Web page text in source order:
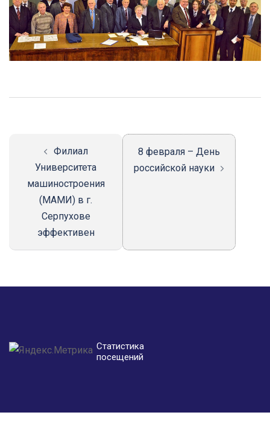
Навигация
Филиал
Университета
машиностроения
(МАМИ) в г.
Серпухове
эффективен
8 февраля – День
российской науки
Статистика
посещений